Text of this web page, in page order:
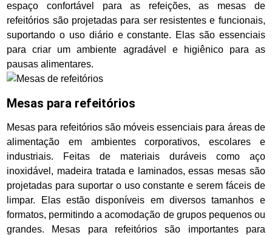
espaço confortável para as refeições, as mesas de
refeitórios são projetadas para ser resistentes e funcionais,
suportando o uso diário e constante. Elas são essenciais
para criar um ambiente agradável e higiênico para as
pausas alimentares.
Mesas para refeitórios
Mesas para refeitórios são móveis essenciais para áreas de
alimentação em ambientes corporativos, escolares e
industriais. Feitas de materiais duráveis como aço
inoxidável, madeira tratada e laminados, essas mesas são
projetadas para suportar o uso constante e serem fáceis de
limpar. Elas estão disponíveis em diversos tamanhos e
formatos, permitindo a acomodação de grupos pequenos ou
grandes. Mesas para refeitórios são importantes para